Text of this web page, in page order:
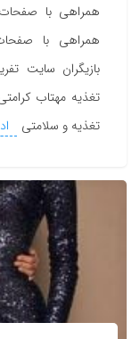
همراهی با
همراهی با
بازیگران سایت
تغذیه مهتاب
تغذیه و سلامتی